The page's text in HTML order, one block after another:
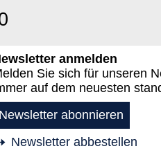
anmelden
Sie sich für unseren
auf dem neuesten
Newsletter abonnieren
Newsletter abbestellen